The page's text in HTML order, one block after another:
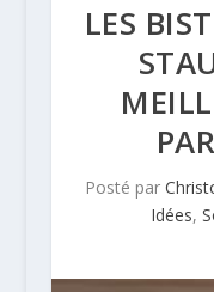
LES
Posté par
Idées,